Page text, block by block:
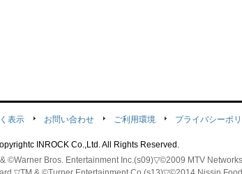
表示 お問い合わせ ご利用環境 プライバシーポ
INROCK Co.,Ltd. All Rights Reserved.
Bros. Entertainment Inc.(s09)▽©2009 MTV